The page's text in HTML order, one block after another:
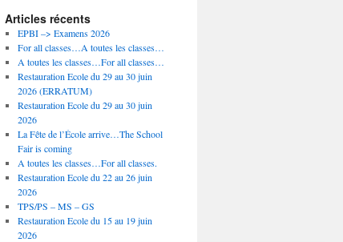
Articles récents
EPBI –> Examens 2026
For all classes…A toutes les classes…
A toutes les classes…For all classes…
Restauration Ecole du 29 au 30 juin
2026 (ERRATUM)
Restauration Ecole du 29 au 30 juin
2026
La Fête de l’École arrive…The School
Fair is coming
A toutes les classes…For all classes.
Restauration Ecole du 22 au 26 juin
2026
TPS/PS – MS – GS
Restauration Ecole du 15 au 19 juin
2026